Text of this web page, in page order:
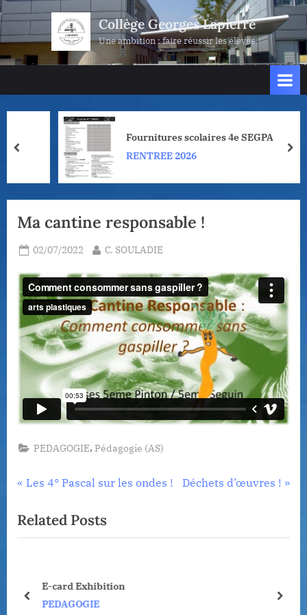
Skip
to
content
Collège Georges Lapierre
Une ambition : faire réussir les élèves
Fournitures scolaires 4e SEGPA
RENTREE 2026
prev
Ma cantine responsable !
Posted
02/07/2022 By
C. SOULADIE
PEDAGOGIE,Pédagogie (AS)
Navigation
de
l’article
P
e
v
u
Les 4° Pascal sur les ondes !
N
t
Déchets d’œuvres !
Related Posts
E-card Exhibition
PEDAGOGIE
prev next